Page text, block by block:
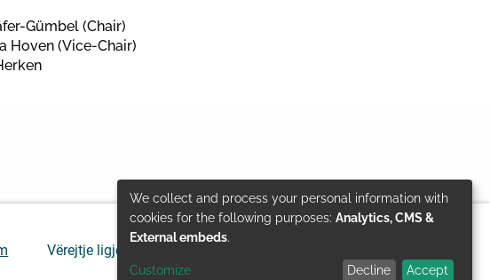
Gümbel (Chair)
Hoven (Vice-Chair)
Vërejtje ligjore
Use
of
We collect and process your personal information with
cookies for the following purposes: Analytics, CMS &
External embeds.
Customize Decline Accept